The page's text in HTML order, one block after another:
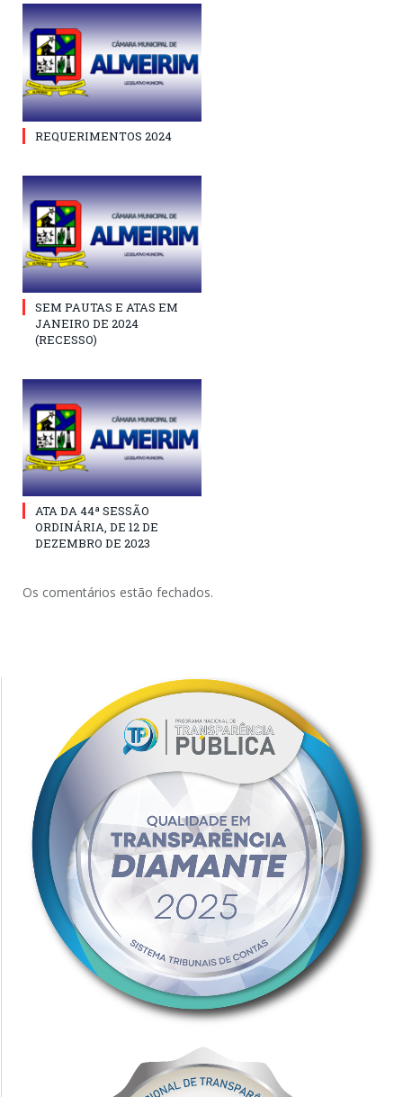
REQUERIMENTOS 2024
SEM PAUTAS E ATAS EM
JANEIRO DE 2024
(RECESSO)
ATA DA 44ª SESSÃO
ORDINÁRIA, DE 12 DE
DEZEMBRO DE 2023
Os comentários estão fechados.